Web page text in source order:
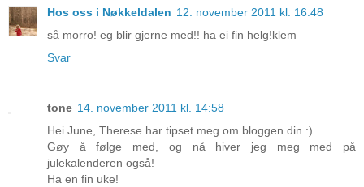
Hos oss i Nøkkeldalen 12. november 2011 kl. 16:48
så morro! eg blir gjerne med!! ha ei fin helg!klem
Svar
tone 14. november 2011 kl. 14:58
Hei June, Therese har tipset meg om bloggen din :)
Gøy å følge med, og nå hiver jeg meg med på
julekalenderen også!
Ha en fin uke!